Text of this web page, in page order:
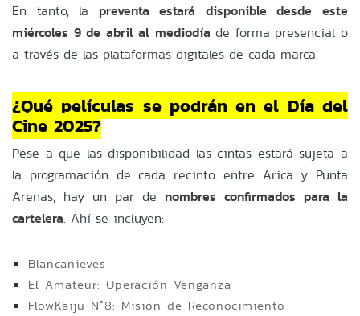
En tanto, la
preventa estará disponible desde este
miércoles 9 de abril al mediodía de forma presencial o
a través de las plataformas digitales de cada marca.
¿Qué películas se podrán en el Día del
Cine 2025?
Pese a que las disponibilidad las cintas estará sujeta a
la programación de cada recinto entre Arica y Punta
Arenas, hay un par de nombres confirmados para la
cartelera. Ahí se incluyen:
Blancanieves
El Amateur: Operación Venganza
FlowKaiju N°8: Misión de Reconocimiento